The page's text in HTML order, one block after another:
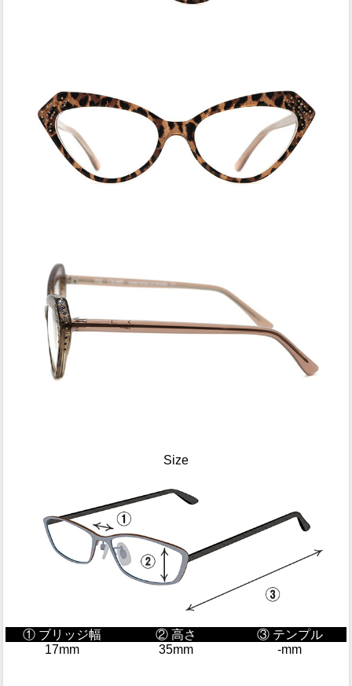
Size
① ブリッジ幅 ② 高さ
③ テンプル
17mm
35mm -mm